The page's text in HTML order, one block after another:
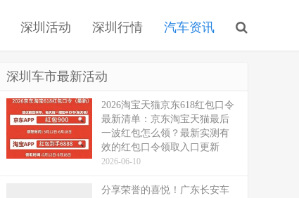
深圳活动 深圳行情 汽车资讯
深圳车市最新活动
2026淘宝天猫京东618红包口令
最新清单：京东淘宝天猫最后
一波红包怎么领？最新实测有
效的红包口令领取入口更新
2026-06-10
分享荣誉的喜悦！广东长安车